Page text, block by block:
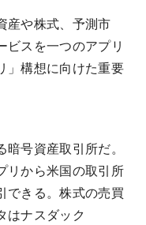
産や株式、予測市
ビスを一つのアプリ
」構想に向けた重要
号資産取引所だ。
リから米国の取引所
できる。株式の売買
はナスダック